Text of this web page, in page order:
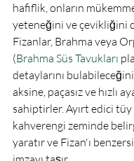
hafiflik, onların
yeteneğini ve çevikliğini
Fizanlar, Brahma veya
(Brahma Süs Tavukları
detaylarını
aksine, paçasız ve hızlı
sahiptirler. Ayırt edici tüy
kahverengi zeminde
yaratır ve Fizan'ı